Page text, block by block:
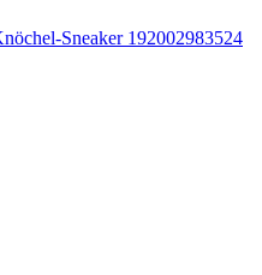
Sneaker 192002983524